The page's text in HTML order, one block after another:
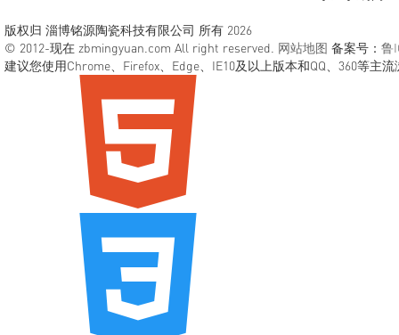
版权归 淄博铭源陶瓷科技有限公司 所有 2026
© 2012-现在 zbmingyuan.com All right reserved. 网站地图 备案号： 鲁
建议您使用Chrome、Firefox、Edge、IE10及以上版本和QQ、360等主